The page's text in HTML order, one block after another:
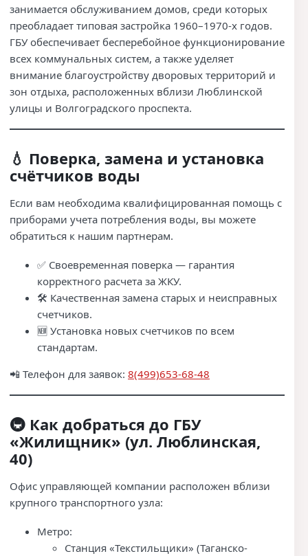
занимается обслуживанием домов, среди которых
преобладает типовая застройка 1960–1970-х годов.
ГБУ обеспечивает бесперебойное функционирование
всех коммунальных систем, а также уделяет
внимание благоустройству дворовых территорий и
зон отдыха, расположенных вблизи Люблинской
улицы и Волгоградского проспекта.
💧 Поверка, замена и установка
счётчиков воды
Если вам необходима квалифицированная помощь с
приборами учета потребления воды, вы можете
обратиться к нашим партнерам.
✅ Своевременная поверка — гарантия
корректного расчета за ЖКУ.
🛠️ Качественная замена старых и неисправных
счетчиков.
🆕 Установка новых счетчиков по всем
стандартам.
📲 Телефон для заявок: 8(499)653-68-48
🚇 Как добраться до ГБУ
«Жилищник» (ул. Люблинская,
40)
Офис управляющей компании расположен вблизи
крупного транспортного узла:
Метро:
Станция «Текстильщики» (Таганско-